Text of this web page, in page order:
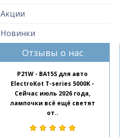
Акции
Новинки
Отзывы о нас
P21W - BA15S для авто
ElectroKot T-series 5000K -
Сейчас июль 2026 года,
лампочки всё ещё светят
от..